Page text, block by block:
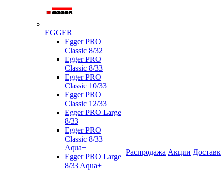
EGGER
Egger PRO
Classic 8/32
Egger PRO
Classic 8/33
Egger PRO
Classic 10/33
Egger PRO
Classic 12/33
Egger PRO Large
8/33
Egger PRO
Classic 8/33
Aqua+
Egger PRO Large
8/33 Aqua+
Распродажа Акции